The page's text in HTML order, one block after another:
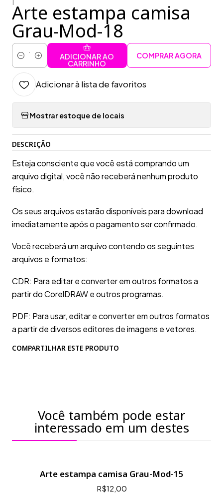
Arte estampa camisa
Grau-Mod-18
Quantidade
ADICIONAR AO
CARRINHO
COMPRAR AGORA
Adicionar à lista de favoritos
Mostrar estoque de locais
DESCRIÇÃO
Esteja consciente que você está comprando um
arquivo digital, você não receberá nenhum produto
físico.
Os seus arquivos estarão disponíveis para download
imediatamente após o pagamento ser confirmado.
Você receberá um arquivo contendo os seguintes
arquivos e formatos:
CDR: Para editar e converter em outros formatos a
partir do CorelDRAW e outros programas.
PDF: Para usar, editar e converter em outros formatos
a partir de diversos editores de imagens e vetores.
COMPARTILHAR ESTE PRODUTO
Você também pode estar
interessado em um destes
Arte estampa camisa Grau-Mod-15
R$12,00